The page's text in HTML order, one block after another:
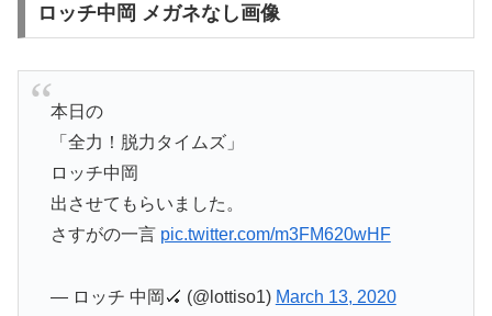
ロッチ中岡 メガネなし画像
本日の
「全力！脱力タイムズ」
ロッチ中岡
出させてもらいました。
さすがの一言 pic.twitter.com/m3FM620wHF
— ロッチ 中岡🏑 (@lottiso1) March 13, 2020